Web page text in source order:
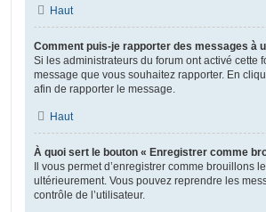
Haut
Comment puis-je rapporter des messages à
Si les administrateurs du forum ont activé
message que vous souhaitez rapporter. En
afin de rapporter le message.
Haut
À quoi sert le bouton « Enregistrer comme
Il vous permet d’enregistrer comme
ultérieurement. Vous pouvez reprendre les
contrôle de l’utilisateur.